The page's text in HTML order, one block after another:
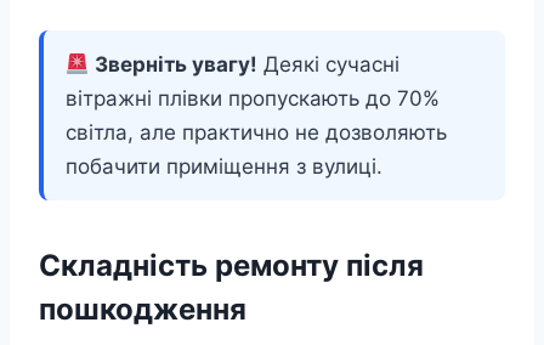
Зверніть увагу! Деякі сучасні
вітражні плівки пропускають до 70%
світла, але практично не дозволяють
побачити приміщення з вулиці.
Складність ремонту після
пошкодження